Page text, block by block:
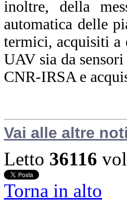
inoltre, della
automatica delle
termici, acquisiti a
UAV sia da
CNR-IRSA e
Vai alle altre
Letto 36116
Torna in alto